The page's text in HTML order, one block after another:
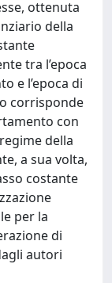
ottenuta
della
tra l’epoca
e l’epoca di
corrisponde
con
della
a sua volta,
costante
per la
di
autori